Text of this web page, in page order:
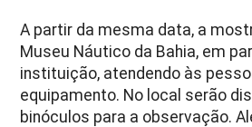
A partir da mesma data, a
Museu Náutico da Bahia, em
instituição, atendendo às
equipamento. No local serão
binóculos para a observação.